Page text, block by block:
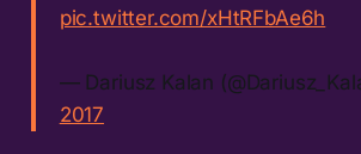
pic.twitter.com/xHtRFbAe6h
— Dariusz Kalan
2017